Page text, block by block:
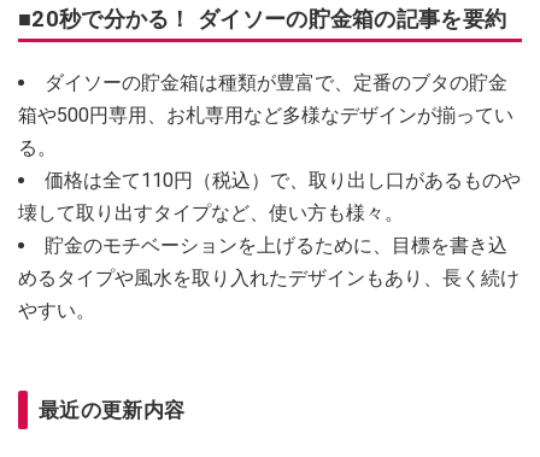
■20秒で分かる！ ダイソーの貯金箱の記事を要約
ダイソーの貯金箱は種類が豊富で、定番のブタの貯金
箱や500円専用、お札専用など多様なデザインが揃ってい
る。
価格は全て110円（税込）で、取り出し口があるものや
壊して取り出すタイプなど、使い方も様々。
貯金のモチベーションを上げるために、目標を書き込
めるタイプや風水を取り入れたデザインもあり、長く続け
やすい。
最近の更新内容